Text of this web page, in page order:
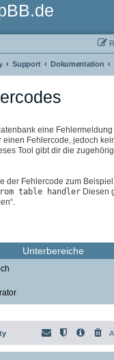
Support Dokumentation
eine
einen Fehlercode, jedoch
Tool gibt dir die
der Fehlercode zum Beispiel
table handler Diesen
Unterbereiche